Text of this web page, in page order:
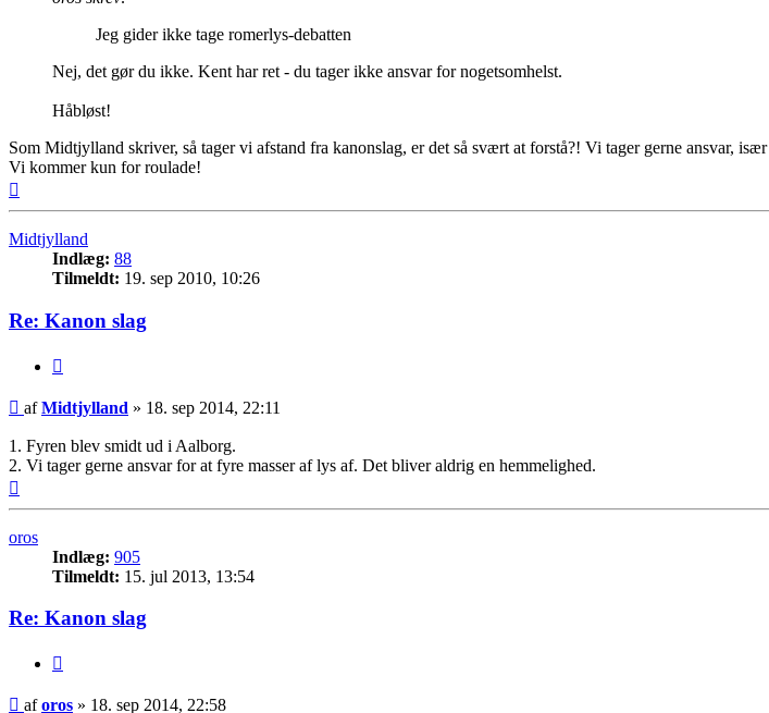
Jeg gider ikke tage romerlys-debatten
Nej, det gør du ikke. Kent har ret - du tager ikke ansvar for nogetsomhelst.
Håbløst!
Som Midtjylland skriver, så tager vi afstand fra kanonslag, er det så svært at forstå?! Vi tager gerne ansvar,
Vi kommer kun for roulade!
Midtjylland
Indlæg: 88
Tilmeldt: 19. sep 2010, 10:26
Re: Kanon slag
Indlæg
afMidtjylland » 18. sep 2014, 22:11
1. Fyren blev smidt ud i Aalborg.
2. Vi tager gerne ansvar for at fyre masser af lys af. Det bliver aldrig en hemmelighed.
oros
Indlæg: 905
Tilmeldt: 15. jul 2013, 13:54
Re: Kanon slag
Indlæg
aforos » 18. sep 2014, 22:58